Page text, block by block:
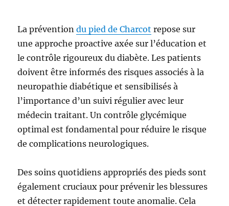
La préventiondu pied de Charcot repose sur
une approche proactive axée sur l’éducation et
le contrôle rigoureux du diabète. Les patients
doivent être informés des risques associés à la
neuropathie diabétique et sensibilisés à
l’importance d’un suivi régulier avec leur
médecin traitant. Un contrôle glycémique
optimal est fondamental pour réduire le risque
de complications neurologiques.
Des soins quotidiens appropriés des pieds sont
également cruciaux pour prévenir les blessures
et détecter rapidement toute anomalie. Cela